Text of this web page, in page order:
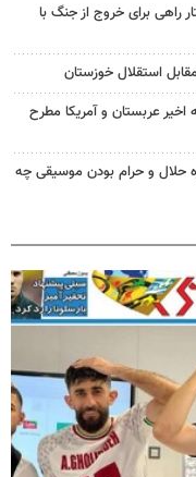
راهی برای خروج از جنگ با
استقلال خوزستان
اخیر عربستان و آمریکا مطرح
حلال و حرام بودن موسیقی چه